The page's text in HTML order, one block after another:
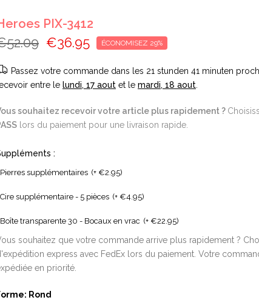
PIX-3412
€36.95 ÉCONOMISEZ 29%
Passez votre commande dans les 21 stunden 41 minuten
entre le lundi, 17 aout et le mardi, 18 aout
souhaitez recevoir votre article plus rapidement ?
lors du paiement pour une livraison rapide.
:
Pierres supplémentaires (+ €2.95)
Cire supplémentaire - 5 pièces (+ €4.95)
Boîte transparente 30 - Bocaux en vrac (+ €22.95)
souhaitez que votre commande arrive plus rapidement ?
express avec FedEx lors du paiement. Votre
en priorité.
Rond